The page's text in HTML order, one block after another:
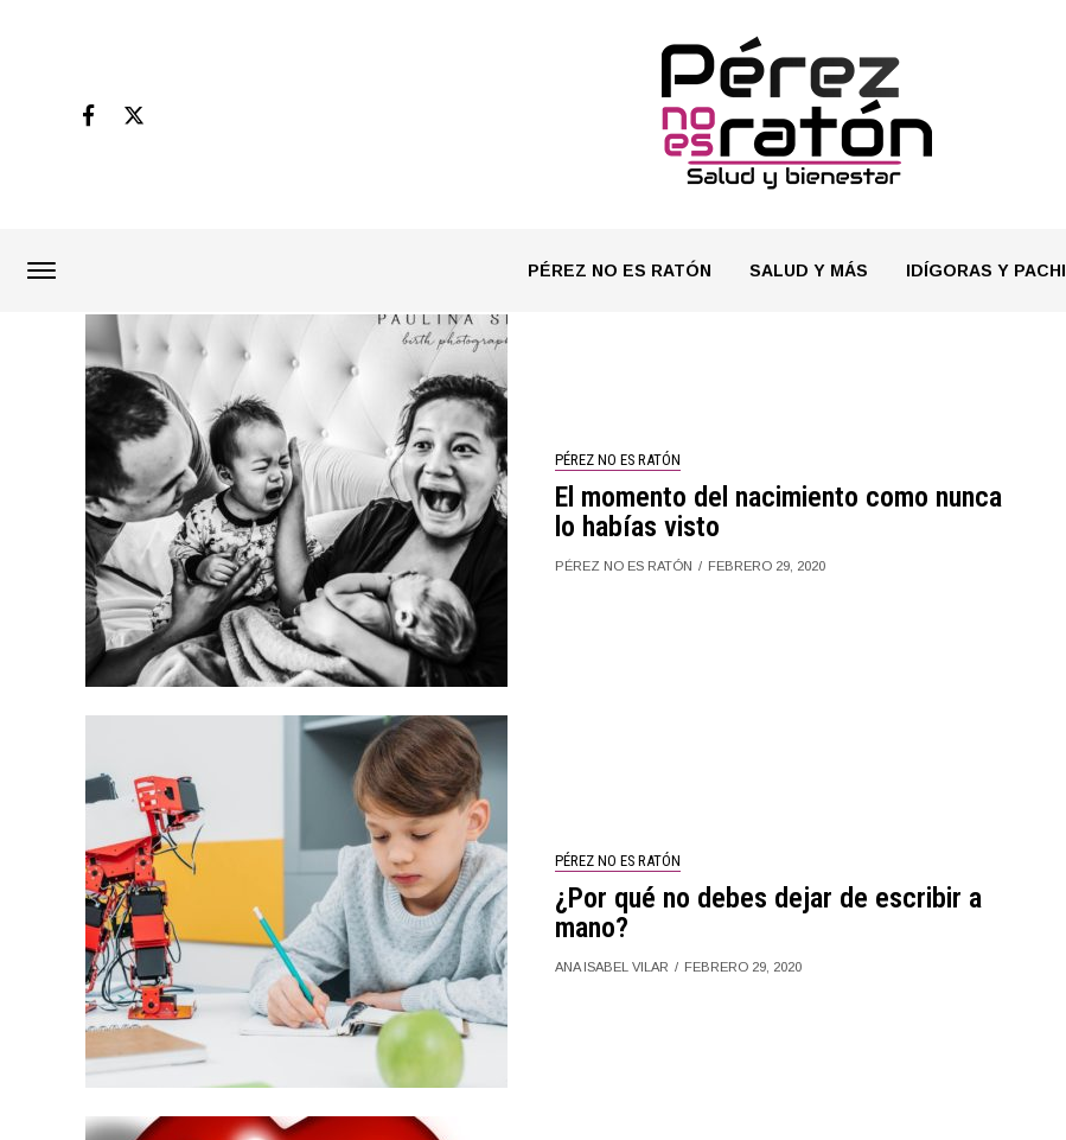
PÉREZ NO ES RATÓN SALUD Y MÁS IDÍGORAS Y PACHI
PÉREZ NO ES RATÓN
El momento del nacimiento como nunca
lo habías visto
PÉREZ NO ES RATÓN FEBRERO 29, 2020
PÉREZ NO ES RATÓN
¿Por qué no debes dejar de escribir a
mano?
ANA ISABEL VILAR FEBRERO 29, 2020